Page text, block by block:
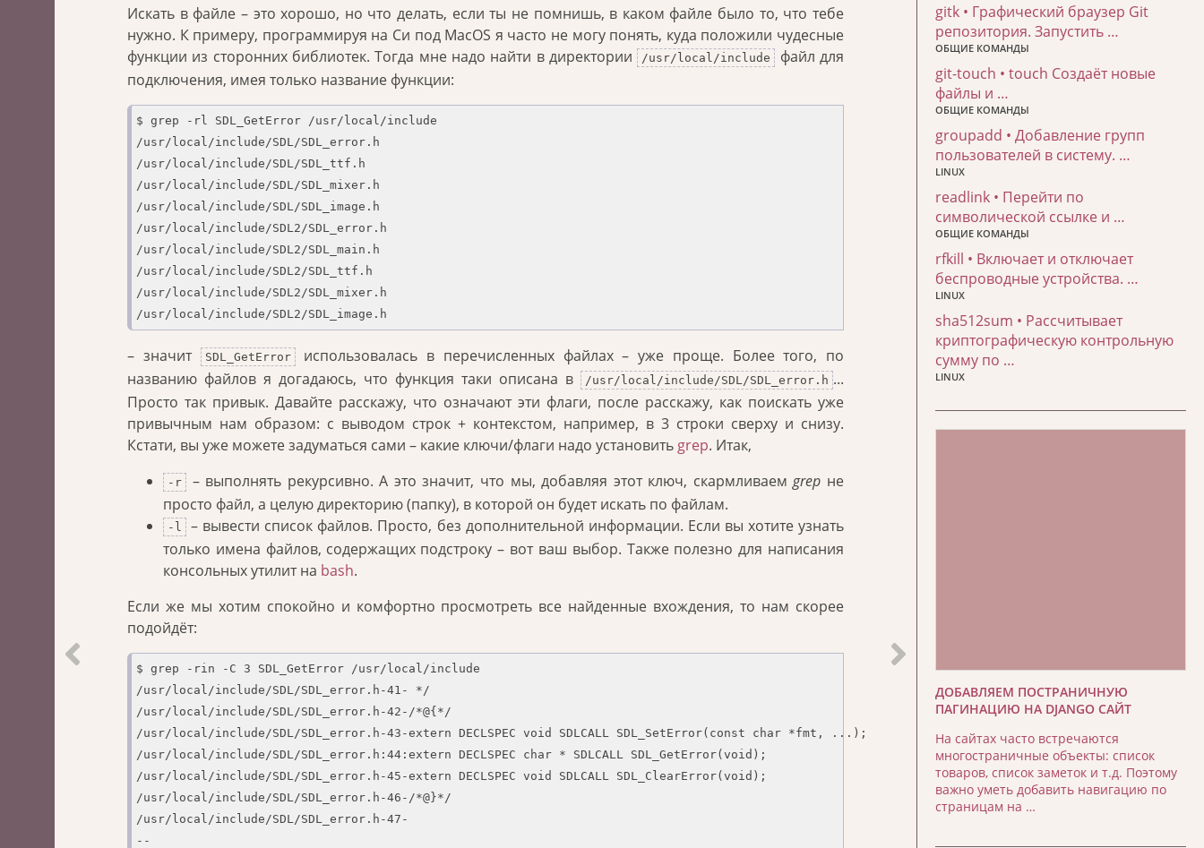
Искать в файле – это хорошо, но что делать, если ты не помнишь, в каком файле было то, что тебе
нужно. К примеру, программируя на Си под MacOS я часто не могу понять, куда положили чудесные
функции из сторонних библиотек. Тогда мне надо найти в директории /usr/local/include
файл для
подключения, имея только название функции:
$ grep -rl SDL_GetError /usr/local/include
/usr/local/include/SDL/SDL_error.h
/usr/local/include/SDL/SDL_ttf.h
/usr/local/include/SDL/SDL_mixer.h
/usr/local/include/SDL/SDL_image.h
/usr/local/include/SDL2/SDL_error.h
/usr/local/include/SDL2/SDL_main.h
/usr/local/include/SDL2/SDL_ttf.h
/usr/local/include/SDL2/SDL_mixer.h
/usr/local/include/SDL2/SDL_image.h
– значит SDL_GetError использовалась в перечисленных файлах – уже проще. Более того, по
названию файлов я догадаюсь, что функция таки описана в
/usr/local/include/SDL/SDL_error.h ...
Просто так привык. Давайте расскажу, что означают эти флаги, после расскажу, как поискать уже
привычным нам образом: с выводом строк + контекстом, например, в 3 строки сверху и снизу.
Кстати, вы уже можете задуматься сами – какие ключи/флаги надо установить grep. Итак,
-r – выполнять рекурсивно. А это значит, что мы, добавляя этот ключ, скармливаемgrep не
просто файл, а целую директорию (папку), в которой он будет искать по файлам.
-l
– вывести список файлов. Просто, без дополнительной информации. Если вы хотите узнать
только имена файлов, содержащих подстроку – вот ваш выбор. Также полезно для написания
консольных утилит на bash.
Если же мы хотим спокойно и комфортно просмотреть все найденные вхождения, то нам скорее
подойдёт:
$ grep -rin -C 3 SDL_GetError /usr/local/include
/usr/local/include/SDL/SDL_error.h-41- */
/usr/local/include/SDL/SDL_error.h-42-/*@{*/
/usr/local/include/SDL/SDL_error.h-43-extern DECLSPEC void SDLCALL SDL_SetError(const char *fmt, ...);
/usr/local/include/SDL/SDL_error.h:44:extern DECLSPEC char * SDLCALL SDL_GetError(void);
/usr/local/include/SDL/SDL_error.h-45-extern DECLSPEC void SDLCALL SDL_ClearError(void);
/usr/local/include/SDL/SDL_error.h-46-/*@}*/
/usr/local/include/SDL/SDL_error.h-47-
--
gitk • Графический браузер Git
репозитория. Запустить …
ОБЩИЕ КОМАНДЫ
git-touch • touch Создаёт новые
файлы и …
ОБЩИЕ КОМАНДЫ
groupadd • Добавление групп
пользователей в систему. …
LINUX
readlink • Перейти по
символической ссылке и …
ОБЩИЕ КОМАНДЫ
rfkill • Включает и отключает
беспроводные устройства. …
LINUX
sha512sum • Рассчитывает
криптографическую контрольную
сумму по …
LINUX
ДОБАВЛЯЕМ ПОСТРАНИЧНУЮ
ПАГИНАЦИЮ НА DJANGO САЙТ
На сайтах часто встречаются
многостраничные объекты: список
товаров, список заметок и т.д. Поэтому
важно уметь добавить навигацию по
страницам на …